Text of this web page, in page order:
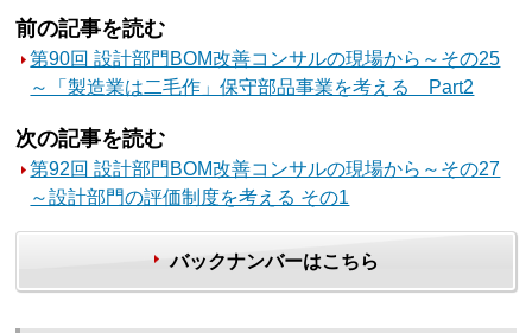
前の記事を読む
第90回 設計部門BOM改善コンサルの現場から～その25
～「製造業は二毛作」保守部品事業を考える Part2
次の記事を読む
第92回 設計部門BOM改善コンサルの現場から～その27
～設計部門の評価制度を考える その1
バックナンバーはこちら